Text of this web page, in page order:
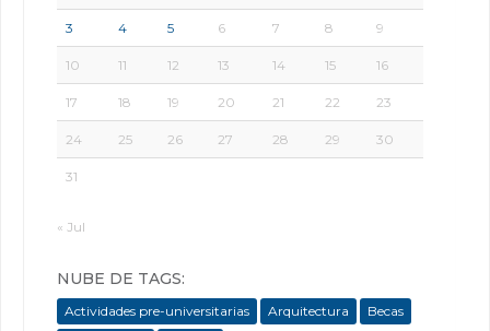
3 4 5 6 7 8 9
10 11 12 13 14 15 16
17 18 19 20 21 22 23
24 25 26 27 28 29 30
31
« Jul
NUBE DE TAGS:
Actividades pre-universitarias Arquitectura
Becas